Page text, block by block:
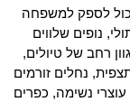
לספק למשפחה
נופים שלווים
רחב של טיולים,
נחלים זורמים
נשימה, כפרים